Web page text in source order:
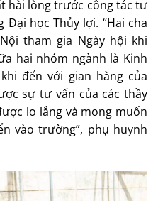
hài lòng trước công tác tư
Đại học Thủy lợi. “Hai cha
tham gia Ngày hội khi
hai nhóm ngành là Kinh
đến với gian hàng của
sự tư vấn của các thầy
lo lắng và mong muốn
vào trường”, phụ huynh